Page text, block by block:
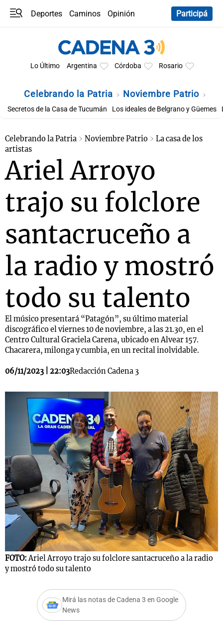
Deportes Caminos
Opinión
Participá
Lo Último Argentina Córdoba Rosario
Celebrando la Patria Noviembre Patrio
Secretos de la Casa de Tucumán Los ideales de Belgrano y Güemes
Celebrando la Patria Noviembre Patrio
La casa de los
artistas
Ariel Arroyo
trajo su folclore
santacruceño a
la radio y mostró
todo su talento
El músico presentará “Patagón”, su último material
discográfico el viernes 10 de noviembre, a las 21.30, en el
Centro Cultural Graciela Carena, ubicado en Alvear 157.
Chacarera, milonga y cumbia, en un recital inolvidable.
06/11/2023 | 22:03Redacción Cadena 3
FOTO:Ariel Arroyo trajo su folclore santacruceño a la radio
y mostró todo su talento
Mirá las notas de Cadena 3 en Google
News
Notas
Mundial 2026
Notas
La Sole en
Cadena 3